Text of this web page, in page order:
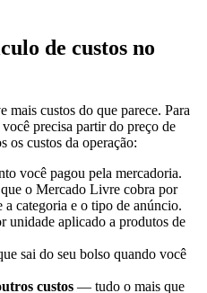
de custos no
custos do que parece. Para
precisa partir do preço de
os custos da operação:
você pagou pela mercadoria.
o Mercado Livre cobra por
categoria e o tipo de anúncio.
aplicado a produtos de
sai do seu bolso quando você
custos — tudo o mais que